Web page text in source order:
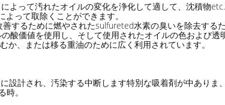
よって汚れたオイルの変化を浄化して適して、沈積物
って取除くことができます。
するために燃やされたsulfureted水素の臭いを除去する
酸価値を使用し、そして使用されたオイルの色および透
、または移る重油のために広く利用されています。
設計され、汚染する中断します特別な吸着剤が中あり
。